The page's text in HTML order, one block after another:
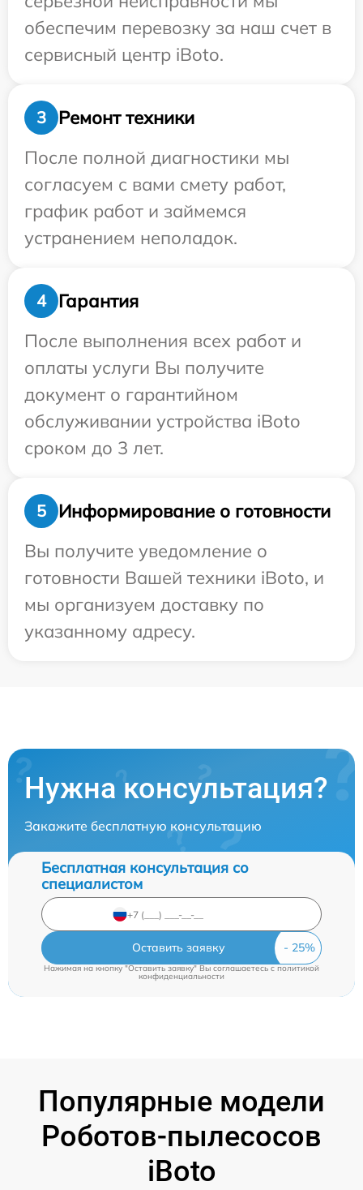
обеспечим перевозку за наш счет в
сервисный центр iBoto.
3
Ремонт техники
После полной диагностики мы
согласуем с вами смету работ,
график работ и займемся
устранением неполадок.
4
Гарантия
После выполнения всех работ и
оплаты услуги Вы получите
документ о гарантийном
обслуживании устройства iBoto
сроком до 3 лет.
5
Информирование о готовности
Вы получите уведомление о
готовности Вашей техники iBoto, и
мы организуем доставку по
указанному адресу.
Нужна консультация?
Закажите бесплатную консультацию
Бесплатная консультация со
специалистом
Оставить заявку
Нажимая на кнопку "Оставить заявку" Вы соглашаетесь c политикой
конфиденциальности
Популярные модели
Роботов-пылесосов
iBoto